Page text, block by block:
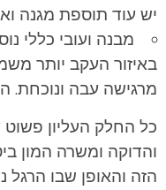
יש עוד תוספת מגנה
מבנה ועובי כללי
באיזור העקב יותר
מרגישה עבה ונוכחת.
כל החלק העליון
והדוקה ומשרה המון
הזה והאופן שבו